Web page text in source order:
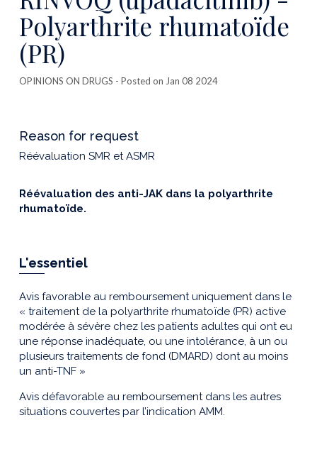
Polyarthrite rhumatoïde
(PR)
OPINIONS ON DRUGS - Posted on Jan 08 2024
Reason for request
Réévaluation SMR et ASMR
Réévaluation des anti-JAK dans la polyarthrite
rhumatoïde.
L'essentiel
Avis favorable au remboursement uniquement dans le
« traitement de la polyarthrite rhumatoïde (PR) active
modérée à sévère chez les patients adultes qui ont eu
une réponse inadéquate, ou une intolérance, à un ou
plusieurs traitements de fond (DMARD) dont au moins
un anti-TNF »
Avis défavorable au remboursement dans les autres
situations couvertes par l’indication AMM.